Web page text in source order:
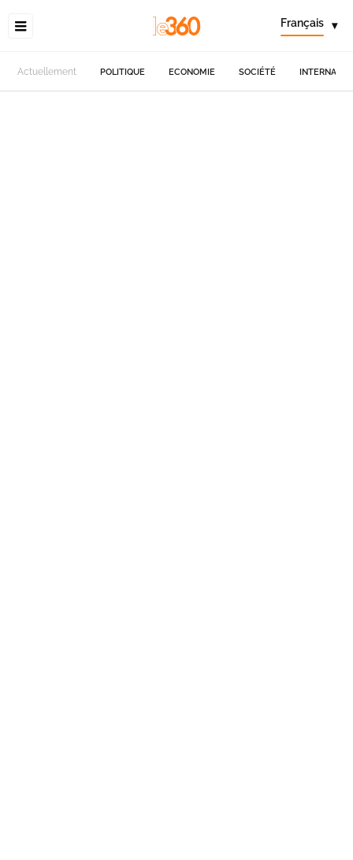
Français ▾
Actuellement POLITIQUE ECONOMIE SOCIÉTÉ